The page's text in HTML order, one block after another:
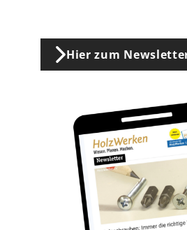
Hier zum